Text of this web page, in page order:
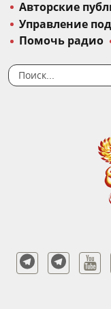
Авторские
Управление
Помочь радио